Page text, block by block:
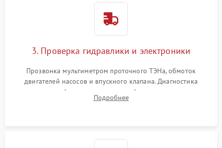
3. Проверка гидравлики и электроники
Прозвонка мультиметром проточного ТЭНа, обмоток
двигателей насосов и впускного клапана. Диагностика
прессостата (датчика уровня воды), датчика мутности,
концевика дверцы и электронного модуля управления.
Подробнее